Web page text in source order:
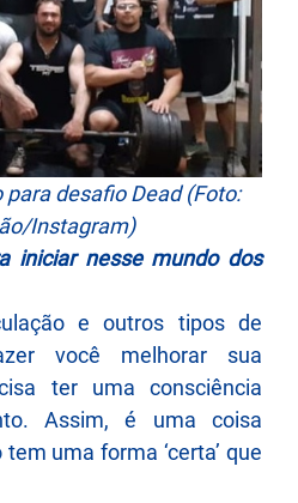
desafio Dead (Foto:
Instagram)
iniciar nesse mundo dos
e outros tipos de
você melhorar sua
ter uma consciência
Assim, é uma coisa
uma forma ‘certa’ que